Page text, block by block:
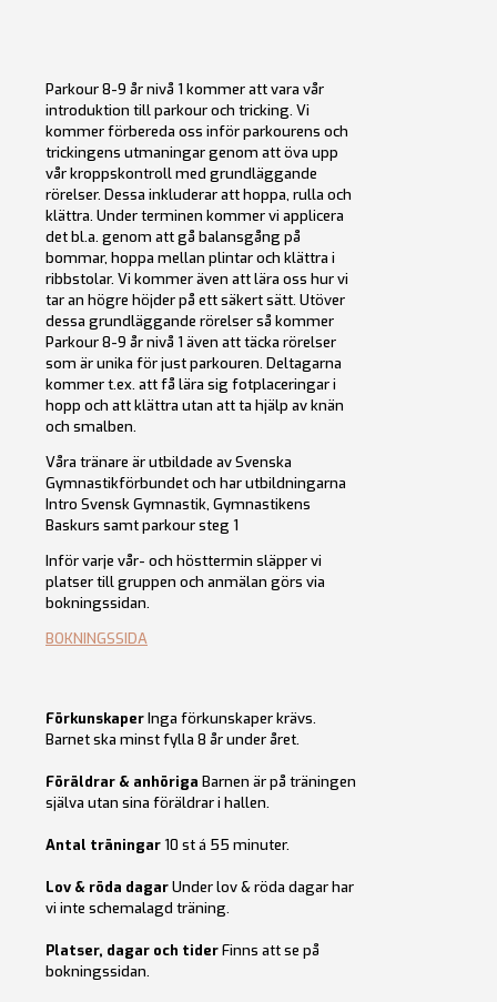
Parkour 8-9 år nivå 1 kommer att vara vår
introduktion till parkour och tricking. Vi
kommer förbereda oss inför parkourens och
trickingens utmaningar genom att öva upp
vår kroppskontroll med grundläggande
rörelser. Dessa inkluderar att hoppa, rulla och
klättra. Under terminen kommer vi applicera
det bl.a. genom att gå balansgång på
bommar, hoppa mellan plintar och klättra i
ribbstolar. Vi kommer även att lära oss hur vi
tar an högre höjder på ett säkert sätt. Utöver
dessa grundläggande rörelser så kommer
Parkour 8-9 år nivå 1 även att täcka rörelser
som är unika för just parkouren. Deltagarna
kommer t.ex. att få lära sig fotplaceringar i
hopp och att klättra utan att ta hjälp av knän
och smalben.
Våra tränare är utbildade av Svenska
Gymnastikförbundet och har utbildningarna
Intro Svensk Gymnastik, Gymnastikens
Baskurs samt parkour steg 1
Inför varje vår- och hösttermin släpper vi
platser till gruppen och anmälan görs via
bokningssidan.
BOKNINGSSIDA
FörkunskaperInga förkunskaper krävs.
Barnet ska minst fylla 8 år under året.
Föräldrar & anhöriga Barnen är på träningen
själva utan sina föräldrar i hallen.
Antal träningar 10 st á 55 minuter.
Lov & röda dagarUnder lov & röda dagar har
vi inte schemalagd träning.
Platser, dagar och tiderFinns att se på
bokningssidan.